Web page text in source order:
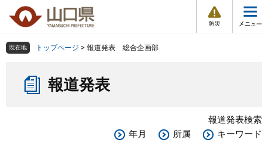
の
ー
メ
組織で探す
Other Languages
現在地 トップページ > 報道発表 総合企画部
報道発表
報道発表検索
年月
所属 キーワード